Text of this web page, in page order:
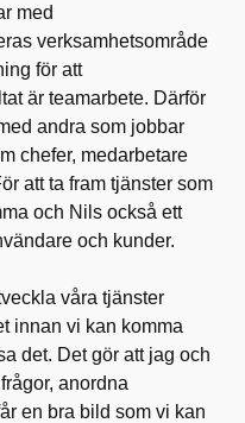
med
verksamhetsområde
för att
är teamarbete. Därför
andra som jobbar
chefer, medarbetare
att ta fram tjänster som
och Nils också ett
och kunder.
våra tjänster
innan vi kan komma
det. Det gör att jag och
anordna
en bra bild som vi kan